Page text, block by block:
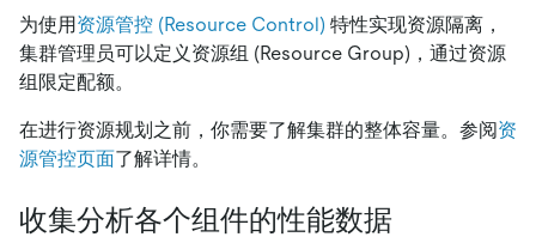
为使用资源管控 (Resource Control) 特性实现资源隔离，
集群管理员可以定义资源组 (Resource Group)，通过资源
组限定配额。
在进行资源规划之前，你需要了解集群的整体容量。参阅资
源管控页面了解详情。
收集分析各个组件的性能数据